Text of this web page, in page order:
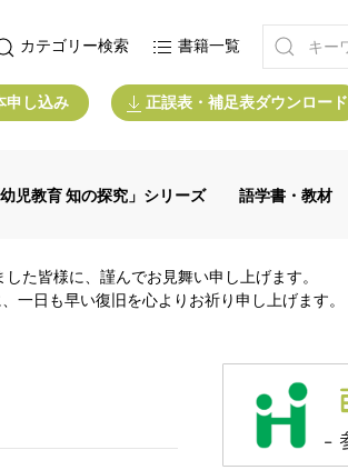
カテゴリー検索 書籍一覧
申し込み 正誤表・補足表ダウンロード
幼児教育 知の探究」シリーズ 語学書・教材
た皆様に、謹んでお見舞い申し上げます。
一日も早い復旧を心よりお祈り申し上げます。